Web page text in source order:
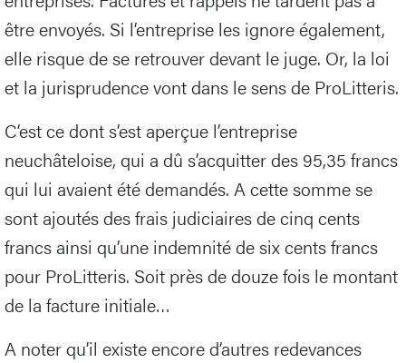
être envoyés. Si l’entreprise les ignore également,
elle risque de se retrouver devant le juge. Or, la loi
et la jurisprudence vont dans le sens de ProLitteris.
C’est ce dont s’est aperçue l’entreprise
neuchâteloise, qui a dû s’acquitter des 95,35 francs
qui lui avaient été demandés. A cette somme se
sont ajoutés des frais judiciaires de cinq cents
francs ainsi qu’une indemnité de six cents francs
pour ProLitteris. Soit près de douze fois le montant
de la facture initiale…
A noter qu’il existe encore d’autres redevances